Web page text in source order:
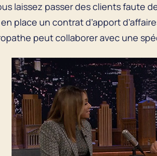
laissez passer des clients faute
place un contrat d’apport
peut collaborer avec une